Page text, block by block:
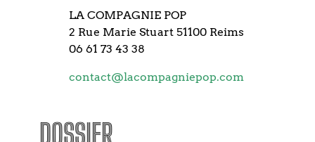
LA COMPAGNIE POP
2 Rue Marie Stuart 51100 Reims
06 61 73 43 38
contact@lacompagniepop.com
DOSSIER